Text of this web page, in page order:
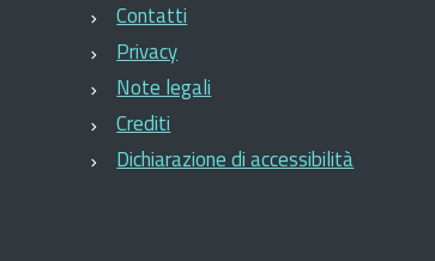
Contatti
Privacy
Note legali
Crediti
Dichiarazione di accessibilità